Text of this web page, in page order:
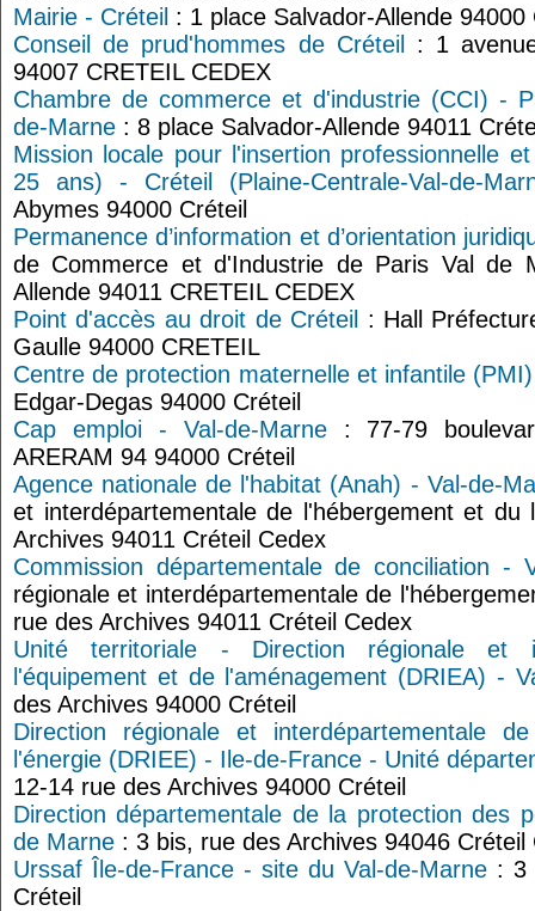
Mairie - Créteil : 1 place Salvador-Allende 94000
Conseil de prud'hommes de Créteil
: 1
94007 CRETEIL CEDEX
Chambre de commerce et d'industrie (CCI) -
de-Marne : 8 place Salvador-Allende 94011
Mission locale pour l'insertion professionnelle
25 ans) - Créteil (Plaine-Centrale-Val-de-
Abymes 94000 Créteil
Permanence d’information et d’orientation
de Commerce et d'Industrie de Paris Val de
Allende 94011 CRETEIL CEDEX
Point d'accès au droit de Créteil : Hall
Gaulle 94000 CRETEIL
Centre de protection maternelle et infantile
Edgar-Degas 94000 Créteil
Cap emploi - Val-de-Marne: 77-79
ARERAM 94 94000 Créteil
Agence nationale de l'habitat (Anah) - Val-de-
et interdépartementale de l'hébergement et du
Archives 94011 Créteil Cedex
Commission départementale de conciliation -
régionale et interdépartementale de
rue des Archives 94011 Créteil Cedex
Unité territoriale - Direction régionale et
l'équipement et de l'aménagement (DRIEA) -
des Archives 94000 Créteil
Direction régionale et interdépartementale
l'énergie (DRIEE) - Ile-de-France - Unité
12-14 rue des Archives 94000 Créteil
Direction départementale de la protection des
de Marne : 3 bis, rue des Archives 94046 Créteil
Urssaf Île-de-France - site du Val-de-Marne : 3
Créteil